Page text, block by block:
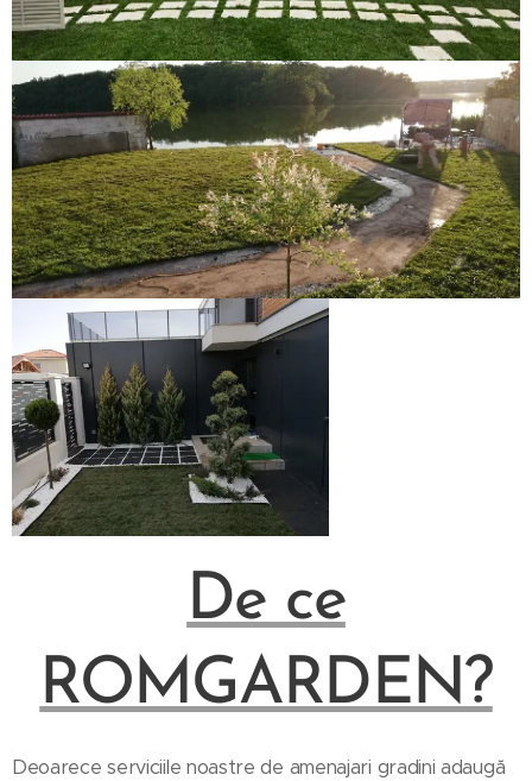
De ce
ROMGARDEN?
Deoarece serviciile noastre de amenajari gradini adaugă